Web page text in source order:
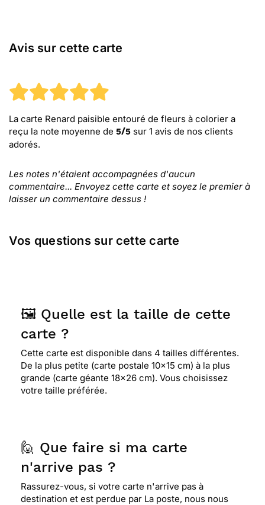
Avis sur cette carte
La carte Renard paisible entouré de fleurs à colorier a
reçu la note moyenne de 5/5 sur 1 avis de nos clients
adorés.
Les notes n'étaient accompagnées d'aucun
commentaire... Envoyez cette carte et soyez le premier à
laisser un commentaire dessus !
Vos questions sur cette carte
🖼️ Quelle est la taille de cette
carte ?
Cette carte est disponible dans 4 tailles différentes.
De la plus petite (carte postale 10x15 cm) à la plus
grande (carte géante 18x26 cm). Vous choisissez
votre taille préférée.
🙋 Que faire si ma carte
n'arrive pas ?
Rassurez-vous, si votre carte n'arrive pas à
destination et est perdue par La poste, nous nous